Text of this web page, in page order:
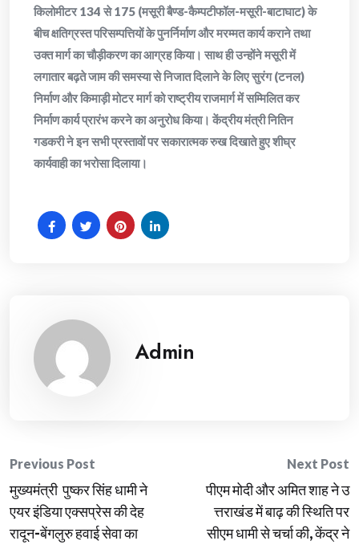
किलोमीटर 134 से 175 (मसूरी बैण्ड-कैम्पटीफॉल-मसूरी-बाटाघाट) के
बीच क्षतिग्रस्त परिसम्पत्तियों के पुनर्निर्माण और मरम्मत कार्य कराने तथा
उक्त मार्ग का चौड़ीकरण का आग्रह किया। साथ ही उन्होंने मसूरी में
लगातार बढ़ते जाम की समस्या से निजात दिलाने के लिए सुरंग (टनल)
निर्माण और किमाड़ी मोटर मार्ग को राष्ट्रीय राजमार्ग में सम्मिलित कर
निर्माण कार्य प्रारंभ करने का अनुरोध किया। केंद्रीय मंत्री नितिन
गडकरी ने इन सभी प्रस्तावों पर सकारात्मक रुख दिखाते हुए शीघ्र
कार्यवाही का भरोसा दिलाया।
Admin
Post
navigation
Previous Post
मुख्यमंत्री पुष्कर सिंह धामी ने
एयर इंडिया एक्सप्रेस की देह
रादून-बेंगलुरु हवाई सेवा का
Next Post
पीएम मोदी और अमित शाह ने उ
त्तराखंड में बाढ़ की स्थिति पर
सीएम धामी से चर्चा की, केंद्र ने